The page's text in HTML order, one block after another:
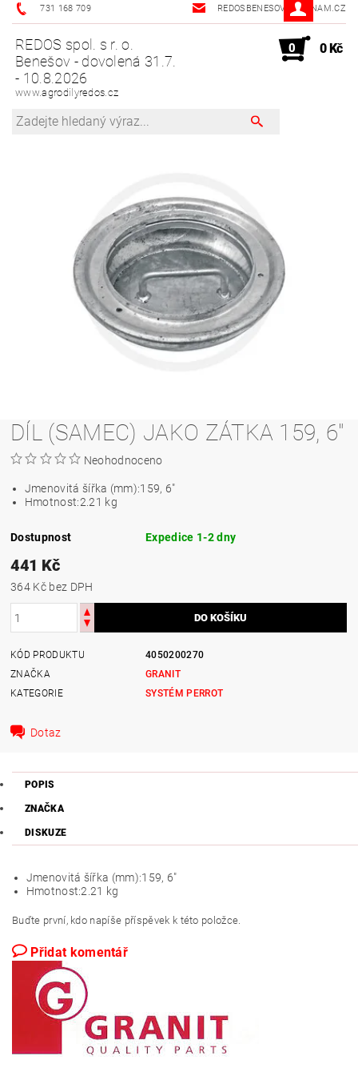
731 168 709 REDOSBENESOV@SEZNAM.CZ
REDOS spol. s r. o.
Benešov - dovolená 31.7.
- 10.8.2026
www.agrodilyredos.cz
0 0 Kč
DÍL (SAMEC) JAKO ZÁTKA 159, 6"
Neohodnoceno
Jmenovitá šířka (mm):159, 6"
Hmotnost:2.21 kg
Dostupnost Expedice 1-2 dny
441 Kč
364 Kč bez DPH
KÓD PRODUKTU
4050200270
ZNAČKA
GRANIT
KATEGORIE
SYSTÉM PERROT
Dotaz
POPIS
ZNAČKA
DISKUZE
Jmenovitá šířka (mm):159, 6"
Hmotnost:2.21 kg
Buďte první, kdo napíše příspěvek k této položce.
Přidat komentář